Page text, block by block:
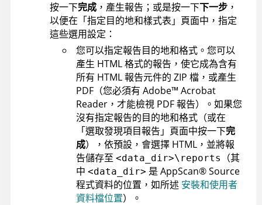
按一下完成 ，產生報告；或是按一下下一步 ，
以便在「指定目的地和樣式表」頁面中，指定
這些選用設定：
您可以指定報告目的地和格式。您可以
產生 HTML 格式的報告，使它成為含有
所有 HTML 報告元件的 ZIP 檔，或產生
PDF（您必須有 Adobe™ Acrobat
Reader，才能檢視 PDF 報告）。如果您
沒有指定報告的目的地和格式（或在
「選取發現項目報告」頁面中按一下完
成），依預設，會選擇 HTML，並將報
告儲存至 <data_dir>\reports
（其
中 <data_dir> 是 AppScan®Source
程式資料的位置，如所述 安裝和使用者
資料檔位置） 。